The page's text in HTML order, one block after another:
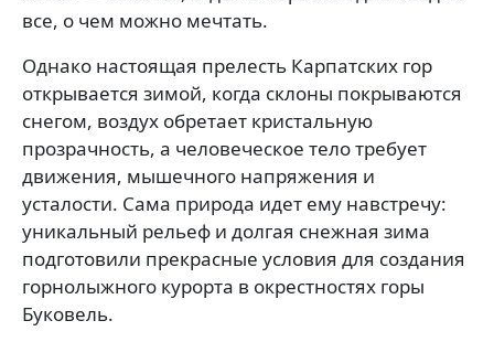
все, о чем можно мечтать.
Однако настоящая прелесть Карпатских гор
открывается зимой, когда склоны покрываются
снегом, воздух обретает кристальную
прозрачность, а человеческое тело требует
движения, мышечного напряжения и
усталости. Сама природа идет ему навстречу:
уникальный рельеф и долгая снежная зима
подготовили прекрасные условия для создания
горнолыжного курорта в окрестностях горы
Буковель.